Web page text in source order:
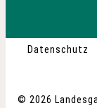
© 2026
Datenschutz